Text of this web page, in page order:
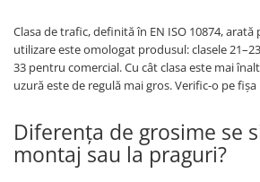
Clasa de trafic, definită în EN ISO 10874,
utilizare este omologat produsul: clasele
33 pentru comercial. Cu cât clasa este mai
uzură este de regulă mai gros. Verific-o pe
Diferența de grosime se
montaj sau la praguri?